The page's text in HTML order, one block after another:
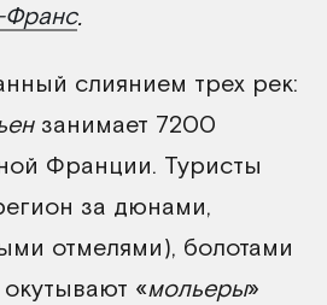
.
слиянием трех рек:
занимает 7200
Франции. Туристы
за дюнами,
отмелями), болотами
«мольеры»